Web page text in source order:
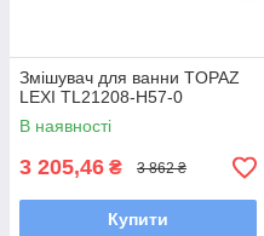
Змішувач для ванни TOPAZ
LEXI TL21208-H57-0
В наявності
3 205,46 ₴ 3 862 ₴
Купити